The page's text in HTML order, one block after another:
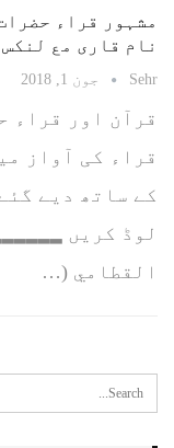
مشہور قراء
نام قاری مع لنکس
Sehr جون 1, 2018
قرآن اور قراء
قراء کی آواز
کے ساتھ دیے
القطامي (…